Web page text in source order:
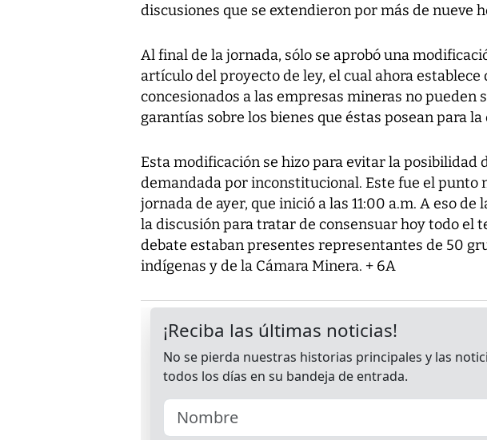
discusiones que se extendieron por más de nueve
Al final de la jornada, sólo se aprobó una
artículo del proyecto de ley, el cual ahora establece
concesionados a las empresas mineras no pueden
garantías sobre los bienes que éstas posean para
Esta modificación se hizo para evitar la posibilidad
demandada por inconstitucional. Este fue el punto
jornada de ayer, que inició a las 11:00 a.m. A eso de
la discusión para tratar de consensuar hoy todo el
debate estaban presentes representantes de 50
indígenas y de la Cámara Minera. + 6A